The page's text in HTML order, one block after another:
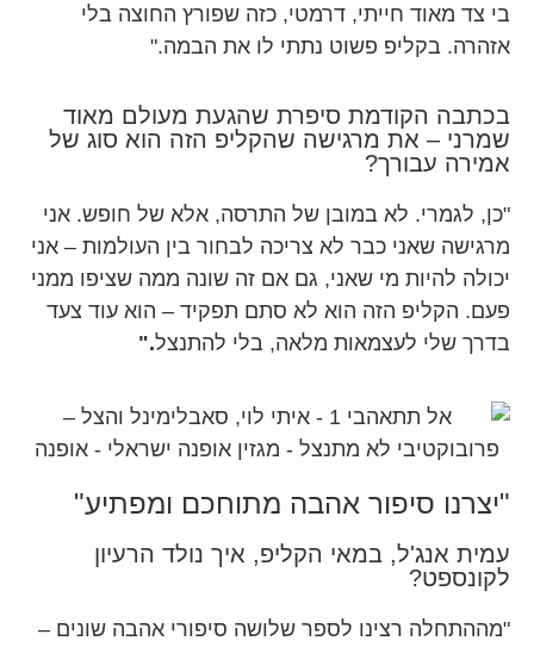
בי צד מאוד חייתי, דרמטי, כזה שפורץ החוצה בלי
אזהרה. בקליפ פשוט נתתי לו את הבמה."
בכתבה הקודמת סיפרת שהגעת מעולם מאוד
שמרני – את מרגישה שהקליפ הזה הוא סוג של
אמירה עבורך?
"כן, לגמרי. לא במובן של התרסה, אלא של חופש. אני
מרגישה שאני כבר לא צריכה לבחור בין העולמות – אני
יכולה להיות מי שאני, גם אם זה שונה ממה שציפו ממני
פעם. הקליפ הזה הוא לא סתם תפקיד – הוא עוד צעד
בדרך שלי לעצמאות מלאה, בלי להתנצל."
"יצרנו סיפור אהבה מתוחכם ומפתיע"
עמית אנג'ל, במאי הקליפ, איך נולד הרעיון
לקונספט?
"מההתחלה רצינו לספר שלושה סיפורי אהבה שונים –